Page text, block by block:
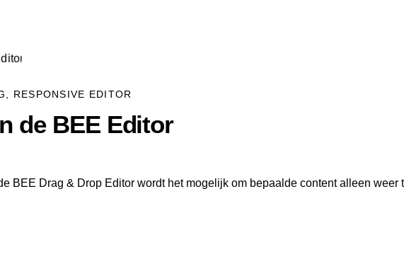
RESPONSIVE EDITOR
de BEE Editor
BEE Drag & Drop Editor wordt het mogelijk om bepaalde content alleen